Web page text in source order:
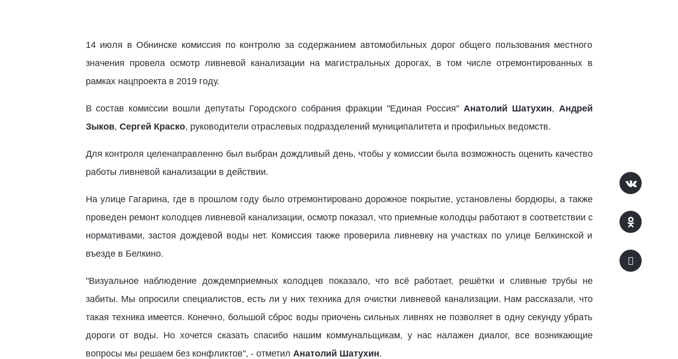
14 июля в Обнинске комиссия по контролю за содержанием автомобильных дорог общего пользования местного
значения провела осмотр ливневой канализации на магистральных дорогах, в том числе отремонтированных в
рамках нацпроекта в 2019 году.
В состав комиссии вошли депутаты Городского собрания фракции "Единая Россия" Анатолий Шатухин, Андрей
Зыков, Сергей Краско, руководители отраслевых подразделений муниципалитета и профильных ведомств.
Для контроля целенаправленно был выбран дождливый день, чтобы у комиссии была возможность оценить качество
работы ливневой канализации в действии.
На улице Гагарина, где в прошлом году было отремонтировано дорожное покрытие, установлены бордюры, а также
проведен ремонт колодцев ливневой канализации, осмотр показал, что приемные колодцы работают в соответствии с
нормативами, застоя дождевой воды нет. Комиссия также проверила ливневку на участках по улице Белкинской и
въезде в Белкино.
"Визуальное наблюдение дождемприемных колодцев показало, что всё работает, решётки и сливные трубы не
забиты. Мы опросили специалистов, есть ли у них техника для очистки ливневой канализации. Нам рассказали, что
такая техника имеется. Конечно, большой сброс воды приочень сильных ливнях не позволяет в одну секунду убрать
дороги от воды. Но хочется сказать спасибо нашим коммунальщикам, у нас налажен диалог, все возникающие
вопросы мы решаем без конфликтов", - отметил Анатолий Шатухин.